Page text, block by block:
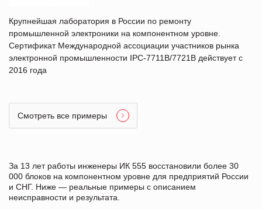
Крупнейшая лаборатория в России по ремонту
промышленной электроники на компонентном уровне.
Сертификат Международной ассоциации участников рынка
электронной промышленности IPC-7711B/7721B действует с
2016 года
Смотреть все примеры
За 13 лет работы инженеры ИК 555 восстановили более 30
000 блоков на компонентном уровне для предприятий России
и СНГ. Ниже — реальные примеры с описанием
неисправности и результата.